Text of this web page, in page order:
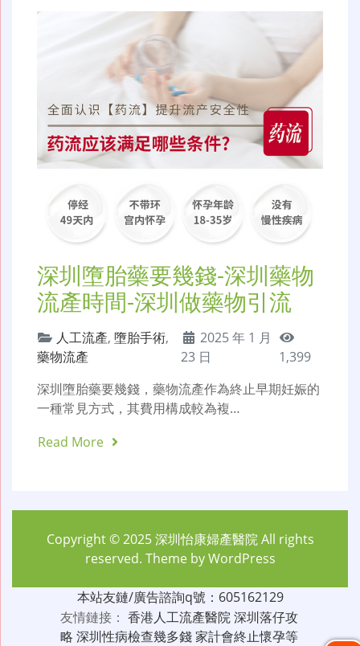
深圳墮胎藥要幾錢-深圳藥物
流產時間-深圳做藥物引流
人工流產, 墮胎手術,
藥物流產
2025 年 1 月
23 日
1,399
深圳墮胎藥要幾錢，藥物流產作為終止早期妊娠的
一種常見方式，其費用構成較為複…
Read More
Copyright © 2025深圳怡康婦產醫院All rights
reserved. Theme byWordPress
本站友鏈/廣告諮詢q號：605162129
友情鏈接： 香港人工流產醫院深圳落仔攻
略 深圳性病檢查幾多錢家計會終止懷孕等